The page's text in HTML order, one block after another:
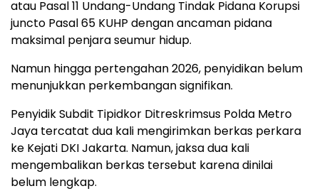
atau Pasal 11 Undang-Undang Tindak Pidana Korupsi
juncto Pasal 65 KUHP dengan ancaman pidana
maksimal penjara seumur hidup.
Namun hingga pertengahan 2026, penyidikan belum
menunjukkan perkembangan signifikan.
Penyidik Subdit Tipidkor Ditreskrimsus Polda Metro
Jaya tercatat dua kali mengirimkan berkas perkara
ke Kejati DKI Jakarta. Namun, jaksa dua kali
mengembalikan berkas tersebut karena dinilai
belum lengkap.